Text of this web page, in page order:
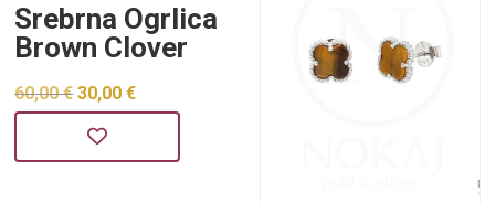
Srebrna Ogrlica
Brown Clover
60,00€ Izvorna
cijena
bila
30,00€
je: